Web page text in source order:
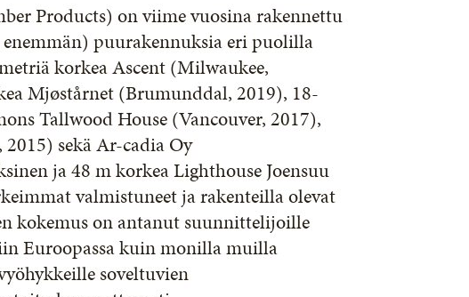
Products) on viime vuosina rakennettu
puurakennuksia eri puolilla
korkea Ascent (Milwaukee,
Mjøstårnet (Brumunddal, 2019), 18-
Tallwood House (Vancouver, 2017),
sekä Ar-cadia Oy
ja 48 m korkea Lighthouse Joensuu
valmistuneet ja rakenteilla olevat
kokemus on antanut suunnittelijoille
Euroopassa kuin monilla muilla
soveltuvien